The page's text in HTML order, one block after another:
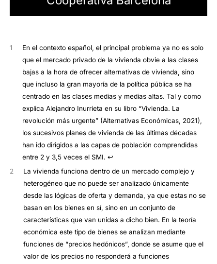
1
En el contexto español, el principal problema ya no es solo
que el mercado privado de la vivienda obvie a las clases
bajas a la hora de ofrecer alternativas de vivienda, sino
que incluso la gran mayoría de la política pública se ha
centrado en las clases medias y medias altas. Tal y como
explicaAlejandro Inurrieta en su libro “Vivienda. La
revolución más urgente” (Alternativas Económicas, 2021),
los sucesivos planes de vivienda de las últimas décadas
han ido dirigidos a las capas de población comprendidas
entre 2 y 3,5 veces el SMI.↩︎
2
La vivienda funciona dentro de un mercado complejo y
heterogéneo que no puede ser analizado únicamente
desde las lógicas de oferta y demanda, ya que estas no se
basan en los bienes en sí, sino en un conjunto de
características que van unidas a dicho bien. En la teoría
económica este tipo de bienes se analizan mediante
funciones de “precios hedónicos”, donde se asume que el
valor de los precios no responderá a funciones